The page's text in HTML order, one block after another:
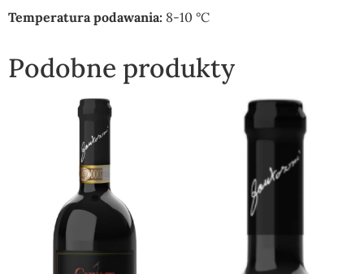
Temperatura podawania: 8-10 °C
Podobne produkty